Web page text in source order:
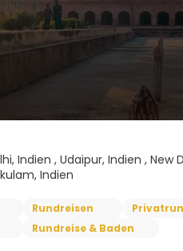
Indien , Udaipur, Indien ,
Indien
Rundreisen
Rundreise & Baden